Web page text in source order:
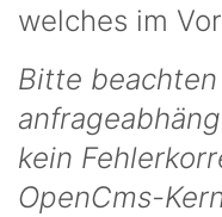
welches im
Bitte
kein
OpenCms-